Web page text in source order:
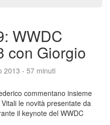
WWDC
con Giorgio
2013 - 57 minuti
commentano insieme
le novità presentate da
il keynote del WWDC